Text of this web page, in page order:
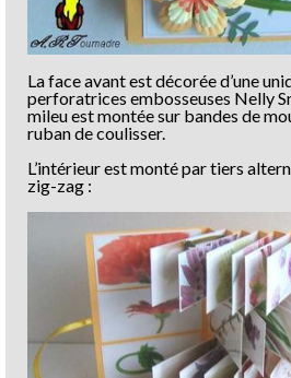
La face avant est décorée d’une
perforatrices embosseuses Nelly
mileu est montée sur bandes de
ruban de coulisser.
L’intérieur est monté par tiers
zig-zag :